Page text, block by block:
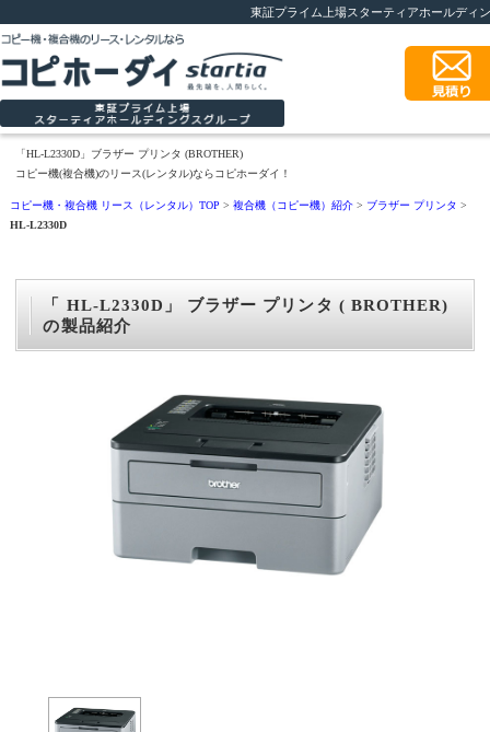
東証プライム上場スターティアホールディ
「HL-L2330D」ブラザー プリンタ (BROTHER)
コピー機(複合機)のリース(レンタル)ならコピホーダイ！
コピー機・複合機 リース（レンタル）TOP >複合機（コピー機）紹介 > ブラザー プリンタ>
HL-L2330D
「 HL-L2330D」 ブラザー プリンタ ( BROTHER)
の製品紹介